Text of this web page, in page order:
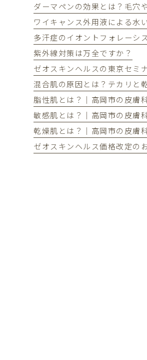
ワイキャンス外用液による水
紫外線対策は万全ですか？
ゼオスキンヘルス価格改定の